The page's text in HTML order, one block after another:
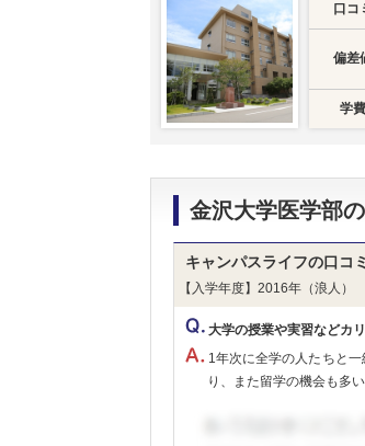
口コ
偏差
学費
金沢大学医学部
キャンパスライフの口コミ
【入学年度】2016年（浪人）
大学の授業や実習などカ
1年次に全学の人たちと
り、また留学の機会も多